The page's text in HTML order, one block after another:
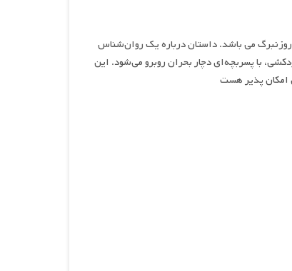
محصول سال ۲۰۲۴ به کارگردانی آدری روزنبرگ می باشد. داستان درباره یک روان‌شناس
با پسربچه‌ای دچار بحران روبرو می‌شود. این